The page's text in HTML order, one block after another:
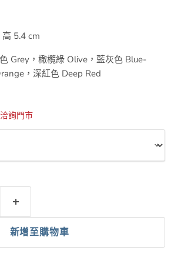
5.4 cm
Grey，橄欖綠 Olive，藍灰色 Blue-
，深紅色 Deep Red
詢門市
新增至購物車